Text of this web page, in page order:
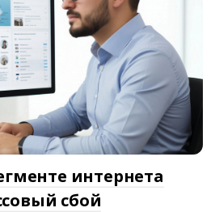
интернета
сбой